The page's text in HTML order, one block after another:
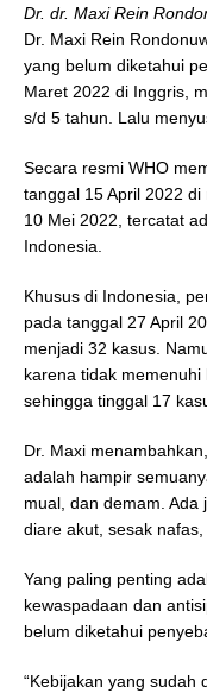
Dr. dr. Maxi Rein
Dr. Maxi Rein
yang belum diketahui
Maret 2022 di Inggris,
s/d 5 tahun. Lalu
Secara resmi WHO
tanggal 15 April 2022
10 Mei 2022, tercatat
Indonesia.
Khusus di Indonesia,
pada tanggal 27 April
menjadi 32 kasus.
karena tidak memenuhi
sehingga tinggal 17
Dr. Maxi
adalah hampir
mual, dan demam. Ada
diare akut, sesak
Yang paling penting
kewaspadaan dan
belum diketahui
“Kebijakan yang sudah